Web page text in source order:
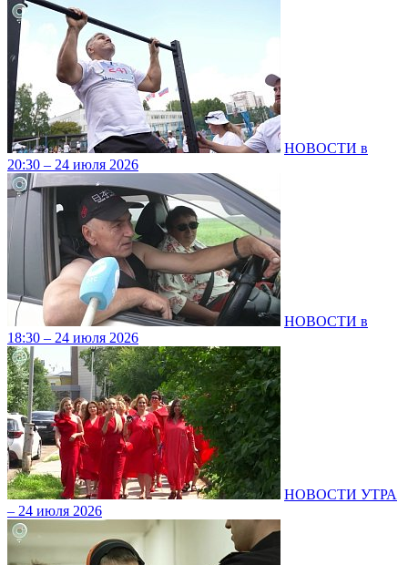
НОВОСТИ в
20:30 – 24 июля 2026
НОВОСТИ в
18:30 – 24 июля 2026
НОВОСТИ УТРА
– 24 июля 2026